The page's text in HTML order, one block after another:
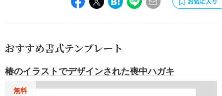
おすすめ書式テンプレート
椿のイラストでデザインされた喪中ハガキ
無料